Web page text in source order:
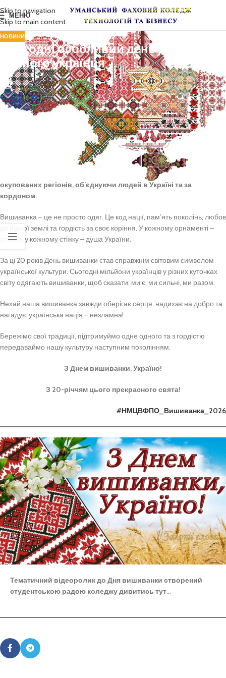
Skip to navigation
Skip to main content
МЕНЮ
НОВИНИ
Сьогодні особливий день для
кожного українця
Ми відзначаємо 20-річчя святкування Дня вишиванки – символу
нашої сили, єдності та незламного духу.
Свято пройшло шлях від студентської ініціативи у Чернівцях до
проекту всесвітнього масштабу. Започаткована студентами акція
сьогодні стала одним із найулюбленіших та наймасовіших свят
українців та солідарних з Україною іноземців по всьому світу (до
нього щороку долучається понад 100 країн).
Нинішнє свято присвячене підтримці культурної спадщини
окупованих регіонів, об’єднуючи людей в Україні та за
кордоном.
Вишиванка – це не просто одяг. Це код нації, пам’ять поколінь, любов
до рідної землі та гордість за своє коріння. У кожному орнаменті –
історія, у кожному стіжку – душа України.
За ці 20 років День вишиванки став справжнім світовим символом
української культури. Сьогодні мільйони українців у різних куточках
світу одягають вишиванки, щоб сказати: ми є, ми сильні, ми разом.
Нехай наша вишиванка завжди оберігає серця, надихає на добро та
нагадує: українська нація – незламна!
Бережімо свої традиції, підтримуймо одне одного та з гордістю
передаваймо нашу культуру наступним поколінням.
З Днем вишиванки, Україно!
З 20-річчям цього прекрасного свята!
#НМЦВФПО_Вишиванка_2026
Тематичний відеоролик до Дня вишиванки створений
студентською радою коледжу дивитись тут…